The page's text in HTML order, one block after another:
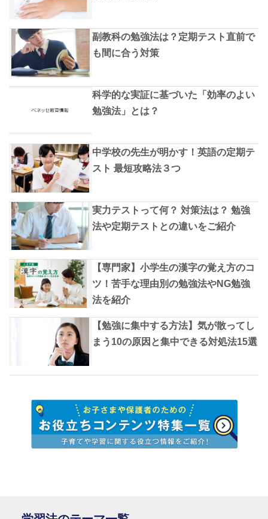
副教科の勉強法は？定期テスト直前で
も間に合う対策
科学的な実証に基づいた「効率のよい
勉強法」とは？
中学校の先生が明かす！英語の定期テ
スト 最短攻略法３つ
実力テストって何？ 対策法は？ 勉強
法や定期テストとの違いをご紹介
【専門家】小学生の漢字の覚え方のコ
ツ！苦手な理由別の勉強法やNG勉強
法を紹介
【勉強に集中する方法】気が散ってし
まう10の原因と集中できる対処法15選